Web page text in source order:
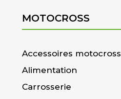
MOTOCROSS
Accessoires motocross
Alimentation
Carrosserie